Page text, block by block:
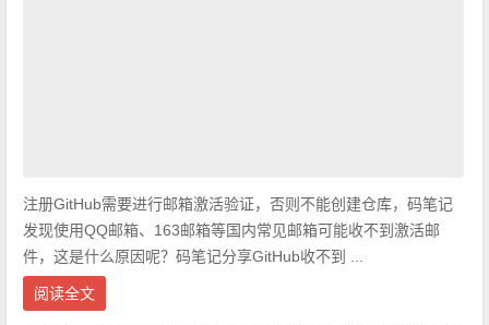
注册GitHub需要进行邮箱激活验证，否则不能创建仓库，码笔记
发现使用QQ邮箱、163邮箱等国内常见邮箱可能收不到激活邮
件，这是什么原因呢？码笔记分享GitHub收不到 ...
阅读全文